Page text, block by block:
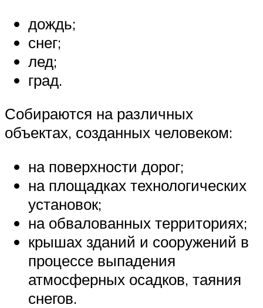
дождь;
снег;
лед;
град.
Собираются на различных
объектах, созданных человеком:
на поверхности дорог;
на площадках технологических
установок;
на обвалованных территориях;
крышах зданий и сооружений в
процессе выпадения
атмосферных осадков, таяния
снегов.